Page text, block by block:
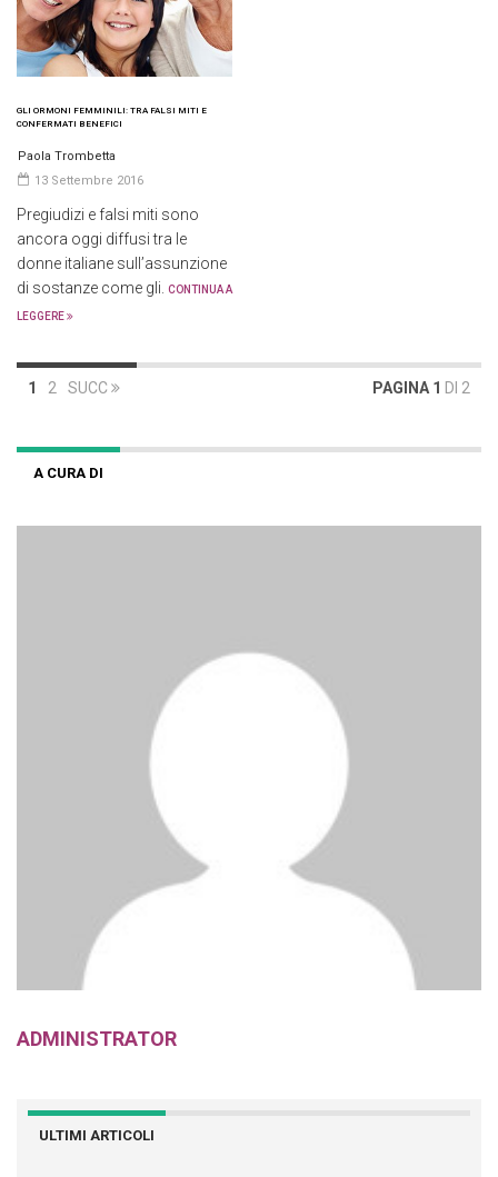
GLI ORMONI FEMMINILI: TRA FALSI MITI E
CONFERMATI BENEFICI
Paola Trombetta
13 Settembre 2016
Pregiudizi e falsi miti sono
ancora oggi diffusi tra le
donne italiane sull’assunzione
di sostanze come gli. CONTINUA A
LEGGERE
1 2 SUCC PAGINA 1 DI 2
A CURA DI
ADMINISTRATOR
ULTIMI ARTICOLI